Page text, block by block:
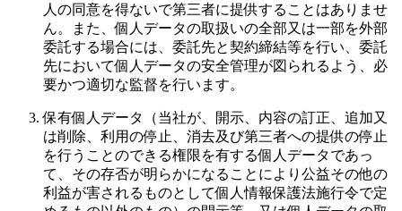
人の同意を得ないで第三者に提供することはありませ
ん。また、個人データの取扱いの全部又は一部を外部
委託する場合には、委託先と契約締結等を行い、委託
先において個人データの安全管理が図られるよう、必
要かつ適切な監督を行います。
保有個人データ（当社が、開示、内容の訂正、追加又
は削除、利用の停止、消去及び第三者への提供の停止
を行うことのできる権限を有する個人データであっ
て、その存否が明らかになることにより公益その他の
利益が害されるものとして個人情報保護法施行令で定